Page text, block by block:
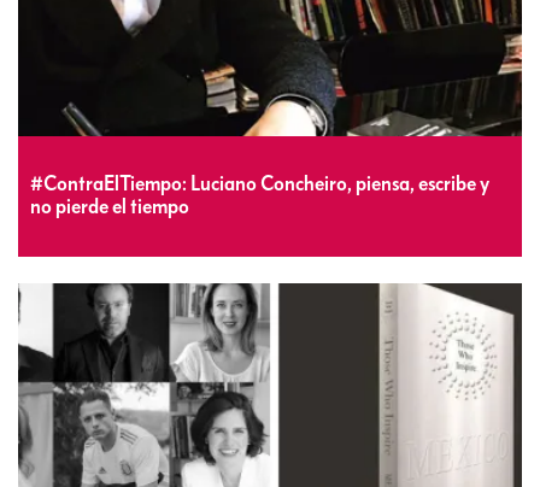
#ContraElTiempo: Luciano Concheiro, piensa, escribe y
no pierde el tiempo